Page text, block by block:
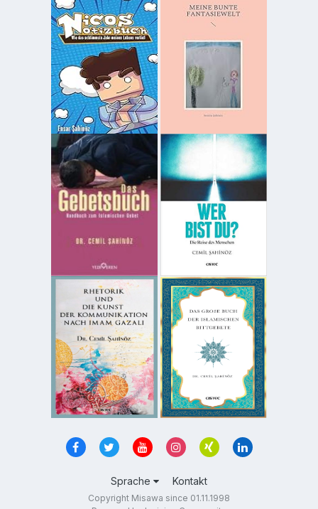
Sprache Kontakt
Copyright Misawa since 01.11.1998